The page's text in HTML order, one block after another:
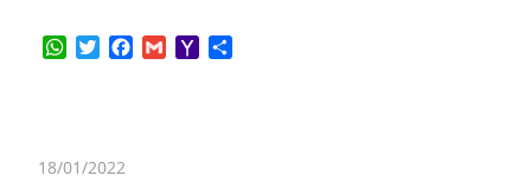
WhatsApp
TwitterFacebook
GmailYahoo
18/01/2022